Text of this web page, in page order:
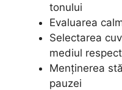
tonului
Evaluarea
Selectarea
mediul
Menținerea
pauzei